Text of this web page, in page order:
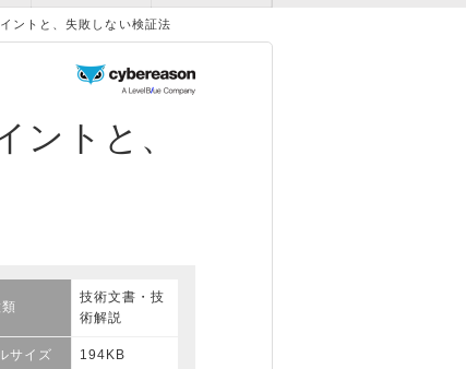
ントと、失敗しない検証法
ントと、
技術文書・技
術解説
サイズ 194KB